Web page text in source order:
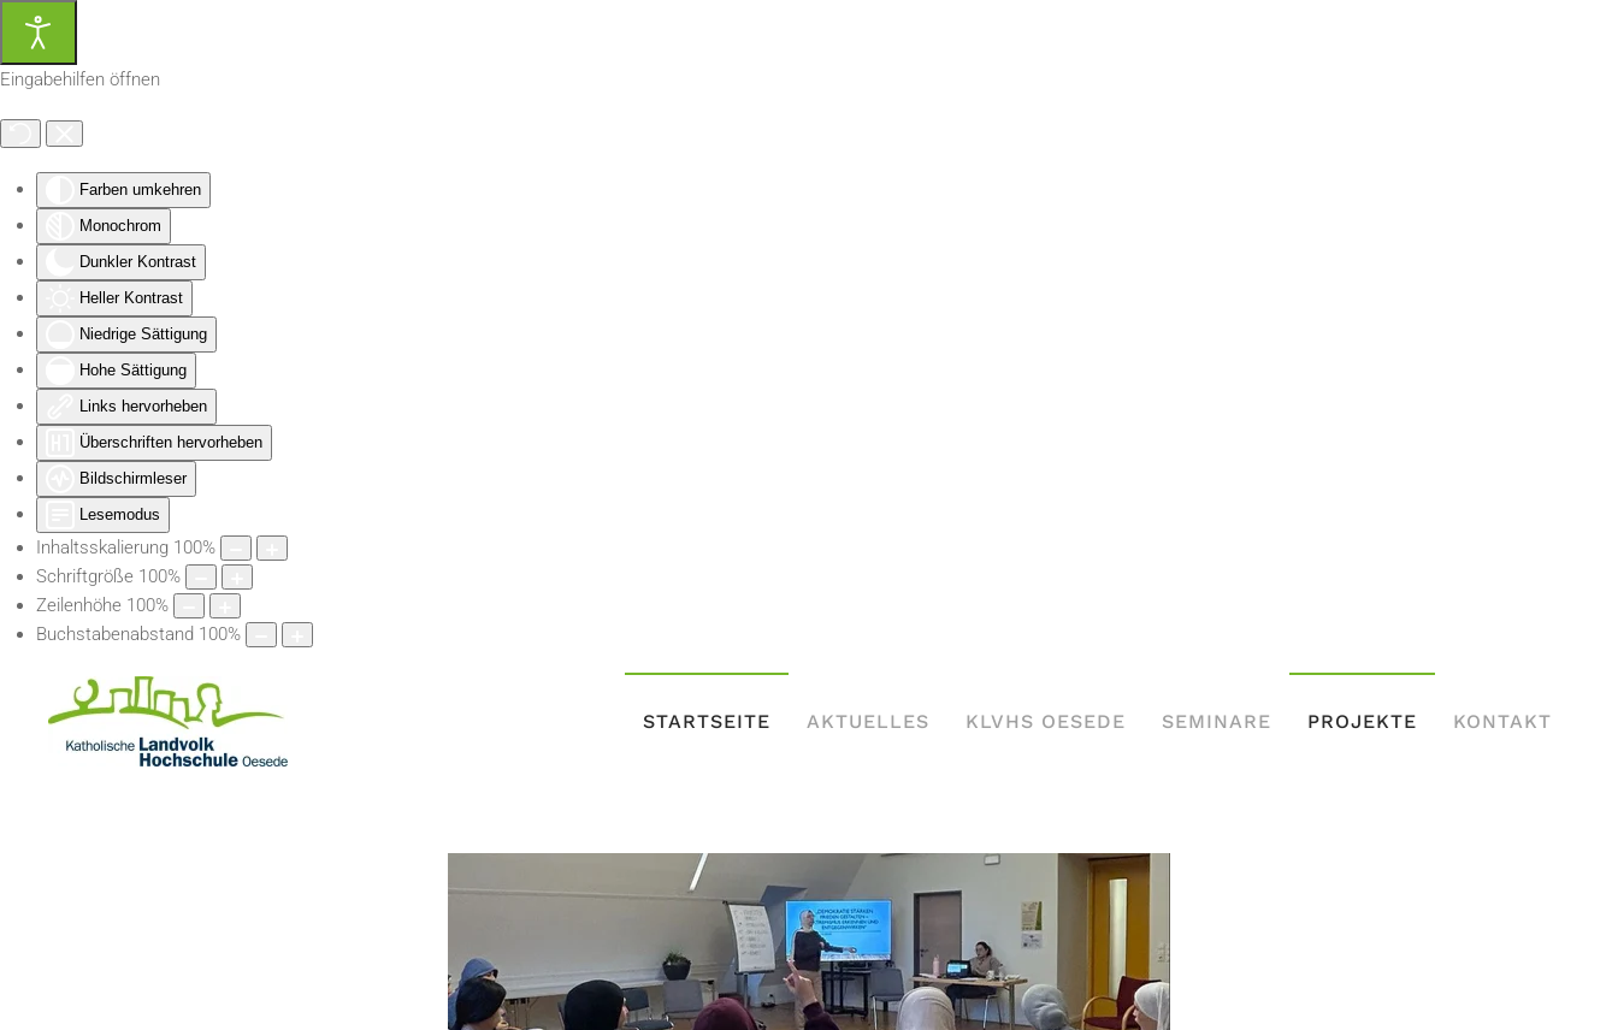
Eingabehilfen öffnen
Farben umkehren
Monochrom
Dunkler Kontrast
Heller Kontrast
Niedrige Sättigung
Hohe Sättigung
Links hervorheben
Überschriften hervorheben
Bildschirmleser
Lesemodus
Inhaltsskalierung 100%
Schriftgröße 100%
Zeilenhöhe 100%
Buchstabenabstand 100%
Zum Hauptinhalt springen
STARTSEITE AKTUELLES KLVHS OESEDE SEMINARE PROJEKTE KONTAKT